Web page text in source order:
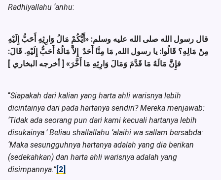
Radhiyallahu ‘anhu:
قال رسول الله صلى الله عليه وسلم: «أَيُّكُمْ مَالُ وَارِثِهِ أَحَبُّ إِلَيْهِ
مِنْ مَالِهِ؟ قَالُوا: يا رسول الله, مَا مِنَّا أَحَدٌ إِلاَّ مَالُهُ أَحَبُّ إِلَيْهِ. قَالَ:
فإِنَّ مَالَهُ مَا قَدَّمَ وَمَالَ وَارِثِهِ مَا أَخَّرَ» [ أخرجه البخاري ]
“Siapakah dari kalian yang harta ahli warisnya lebih
dicintainya dari pada hartanya sendiri? Mereka menjawab:
‘Tidak ada seorang pun dari kami kecuali hartanya lebih
disukainya.’ Beliau shallallahu ‘alaihi wa sallam bersabda:
‘Maka sesungguhnya hartanya adalah yang dia berikan
(sedekahkan) dan harta ahli warisnya adalah yang
disimpannya.”[2]